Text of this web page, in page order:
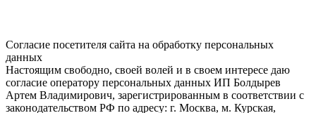
Согласие посетителя сайта на обработку персональных
данных
Настоящим свободно, своей волей и в своем интересе даю
согласие оператору персональных данных ИП Болдырев
Артем Владимирович, зарегистрированным в соответствии с
законодательством РФ по адресу: г. Москва, м. Курская,